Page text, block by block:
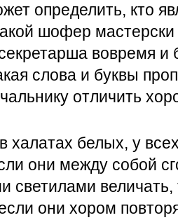
определить, кто
шофер
вовремя
слова и буквы
отличить
халатах белых, у
они между собой
светилами величать,
они хором